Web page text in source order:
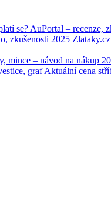
se? AuPortal – recenze,
zkušenosti 2025
mince – návod na nákup
grafAktuální cena